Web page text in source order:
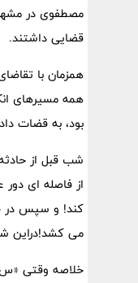
مصطفوی در
قضایی داشتند.
همزمان با
همه مسیرهای
بود، به قضات
از فاصله ای
کند! و سپس در
می کشد!دراین
خلاصه وقتی